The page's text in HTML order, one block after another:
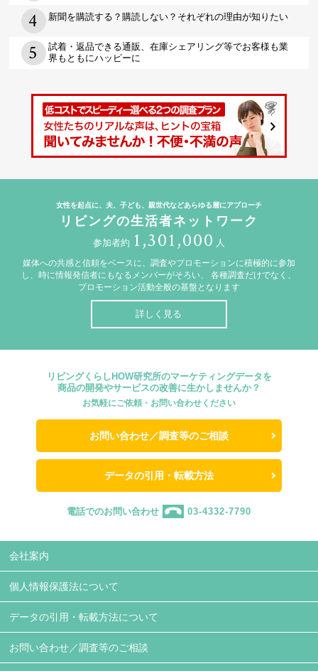
新聞を購読する？購読しない？それぞれの理由が知りたい
試着・返品できる通販、在庫シェアリング等でお客様も業
界もともにハッピーに
女性を起点に、夫、子ども、親世代などあらゆる層にアプローチ
リビングの生活者ネットワーク
参加者約 1,301,000 人
媒体への共感と信頼をベースに、調査やプロモーションに積極的に参加
し、時に情報発信者にもなるメンバーがそろい、
各種調査だけでなく、
プロモーション活動全般の基盤となります
詳しく見る
リビングくらしHOW研究所のマーケティングデータを
商品の開発やサービスの改善に生かしませんか？
お気軽にご依頼・お問い合わせください
お問い合わせ／調査等のご相談
データの引用・転載方法
電話でのお問い合わせ 03-4332-7790
会社案内
個人情報保護法について
データの引用・転載方法について
お問い合わせ／調査等のご相談